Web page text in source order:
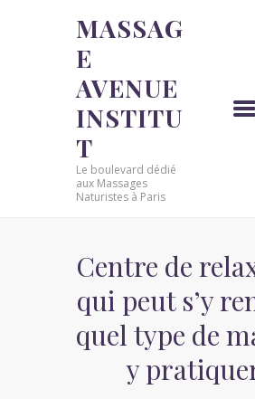
MASSAG
E
AVENUE
INSTITU
T
Le boulevard dédié
aux Massages
Naturistes à Paris
Centre de
qui peut s’y
quel type de
y
MASSAGE
Le boulevard dédié aux Massages
ACCUEIL
MASSAGE SENSUEL
MASSAGE SENSUEL
MASSAGE NATURISTE
MASSAGE ÉROTIQUE
MASSAGE ÉROTIQUE
BLOG
CONTACT